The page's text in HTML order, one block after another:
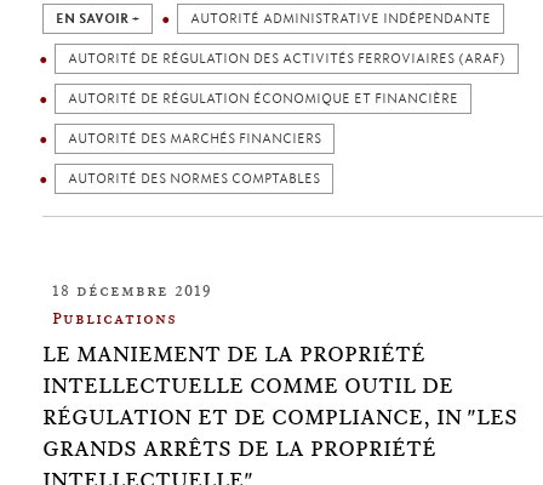
EN SAVOIR + AUTORITÉ ADMINISTRATIVE INDÉPENDANTE
AUTORITÉ DE RÉGULATION DES ACTIVITÉS FERROVIAIRES (ARAF)
AUTORITÉ DE RÉGULATION ÉCONOMIQUE ET FINANCIÈRE
AUTORITÉ DES MARCHÉS FINANCIERS
AUTORITÉ DES NORMES COMPTABLES
18 décembre 2019
Publications
LE MANIEMENT DE LA PROPRIÉTÉ
INTELLECTUELLE COMME OUTIL DE
RÉGULATION ET DE COMPLIANCE, IN "LES
GRANDS ARRÊTS DE LA PROPRIÉTÉ